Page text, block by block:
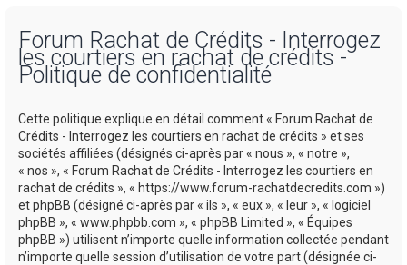
Forum Rachat de Crédits - Interrogez
les courtiers en rachat de crédits -
Politique de confidentialité
Cette politique explique en détail comment « Forum Rachat de
Crédits - Interrogez les courtiers en rachat de crédits » et ses
sociétés affiliées (désignés ci-après par « nous », « notre »,
« nos », « Forum Rachat de Crédits - Interrogez les courtiers en
rachat de crédits », « https://www.forum-rachatdecredits.com »)
et phpBB (désigné ci-après par « ils », « eux », « leur », « logiciel
phpBB », « www.phpbb.com », « phpBB Limited », « Équipes
phpBB ») utilisent n’importe quelle information collectée pendant
n’importe quelle session d’utilisation de votre part (désignée ci-